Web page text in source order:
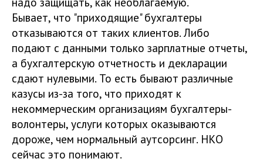
Бывает, что "приходящие" бухгалтеры
отказываются от таких клиентов. Либо
подают с данными только зарплатные отчеты,
а бухгалтерскую отчетность и декларации
сдают нулевыми. То есть бывают различные
казусы из-за того, что приходят к
некоммерческим организациям бухгалтеры-
волонтеры, услуги которых оказываются
дороже, чем нормальный аутсорсинг. НКО
сейчас это понимают.